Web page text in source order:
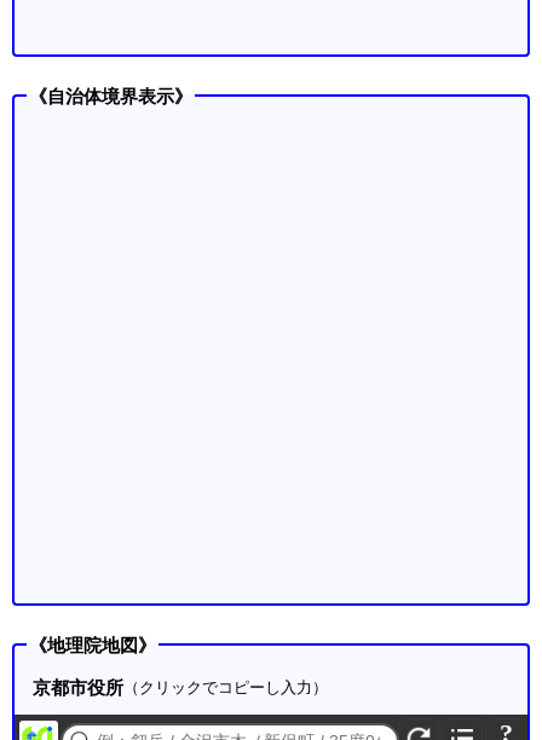
《自治体境界表示》
《地理院地図》
京都市役所 （クリックでコピーし入力）